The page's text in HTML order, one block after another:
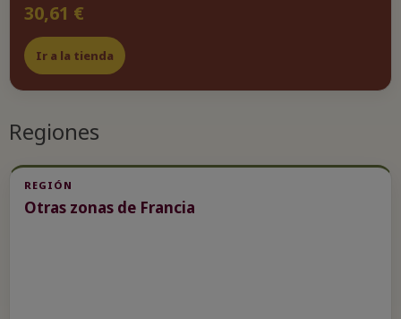
30,61 €
Ir a la tienda
Regiones
REGIÓN
Otras zonas de Francia